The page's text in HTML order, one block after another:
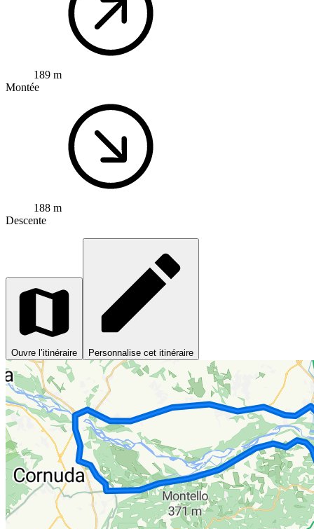
189 m
Montée
188 m
Descente
Ouvre l’itinéraire Personnalise cet itinéraire